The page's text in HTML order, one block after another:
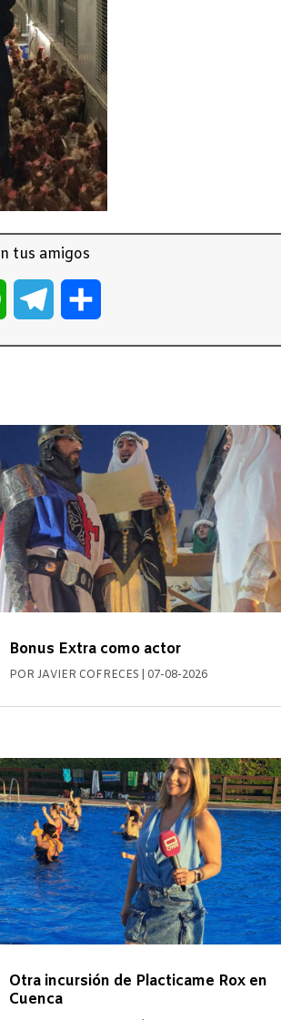
tus amigos
WhatsAppTelegram
Bonus Extra como actor
POR JAVIER COFRECES 07-08-2026
Otra incursión de Placticame Rox en
Cuenca